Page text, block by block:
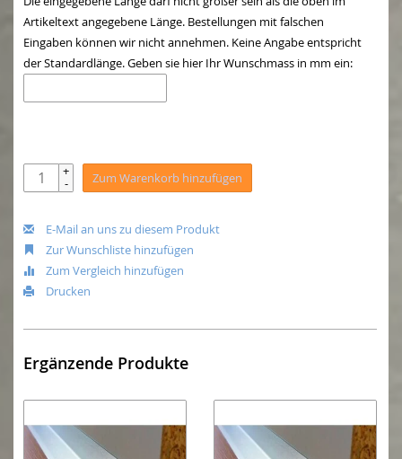
Artikeltext angegebene Länge. Bestellungen mit falschen
Eingaben können wir nicht annehmen. Keine Angabe entspricht
der Standardlänge. Geben sie hier Ihr Wunschmass in mm ein:
+
- Zum Warenkorb hinzufügen
E-Mail an uns zu diesem Produkt
Zur Wunschliste hinzufügen
Zum Vergleich hinzufügen
Drucken
Ergänzende Produkte